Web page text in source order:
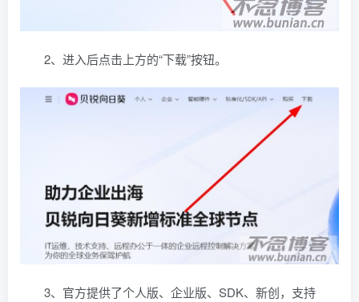
2、进入后点击上方的“下载”按钮。
3、官方提供了个人版、企业版、SDK、新创，支持